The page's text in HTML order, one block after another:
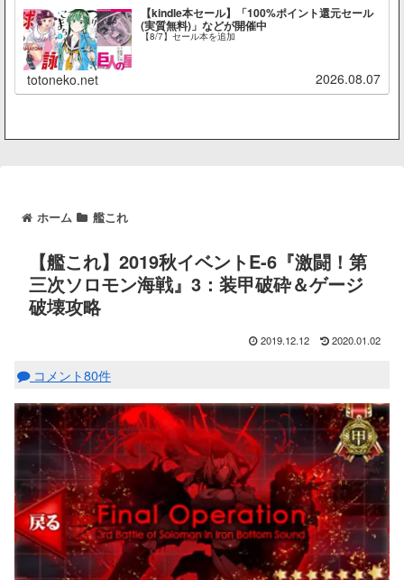
【kindle本セール】「100%ポイント還元セール
(実質無料)」などが開催中
【8/7】セール本を追加
totoneko.net 2026.08.07
ホーム 艦これ
【艦これ】2019秋イベントE-6『激闘！第
三次ソロモン海戦』3：装甲破砕＆ゲージ
破壊攻略
2019.12.12 2020.01.02
コメント80件